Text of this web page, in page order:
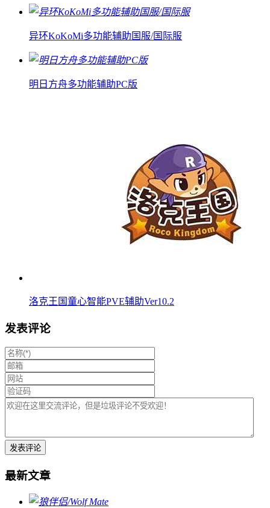
异环KoKoMi多功能辅助国服/国际服
明日方舟多功能辅助PC版
洛克王国童心智能PVE辅助Ver10.2
发表评论
最新文章